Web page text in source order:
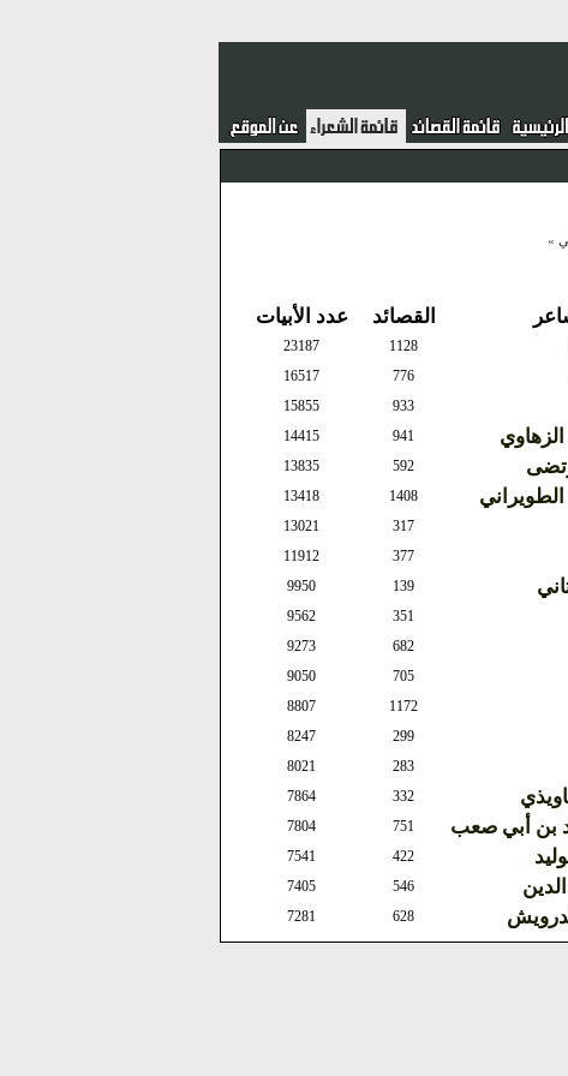
»
القصائد
عدد الأبيات
1128
23187
776
16517
933
15855
941
14415
592
13835
1408
13418
317
13021
377
11912
139
9950
351
9562
682
9273
705
9050
1172
8807
299
8247
283
8021
332
7864
بن أبي صعب 751
7804
422
7541
546
7405
628
7281